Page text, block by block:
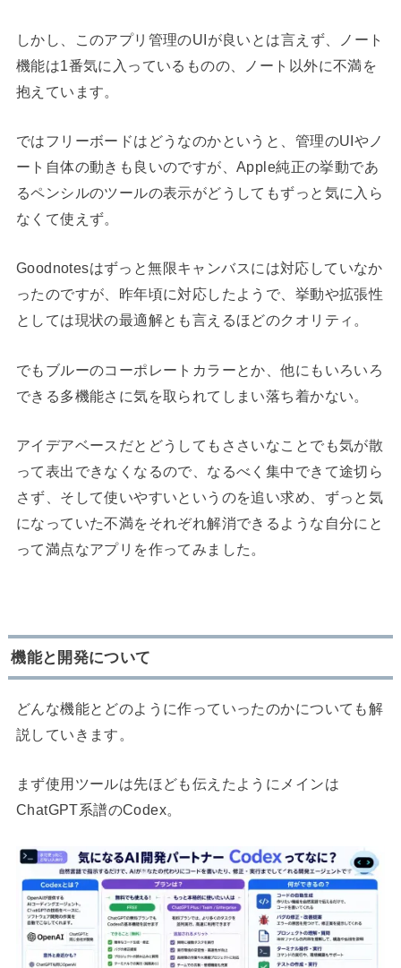
しかし、このアプリ管理のUIが良いとは言えず、ノート
機能は1番気に入っているものの、ノート以外に不満を
抱えています。
ではフリーボードはどうなのかというと、管理のUIやノ
ート自体の動きも良いのですが、Apple純正の挙動であ
るペンシルのツールの表示がどうしてもずっと気に入ら
なくて使えず。
Goodnotesはずっと無限キャンバスには対応していなか
ったのですが、昨年頃に対応したようで、挙動や拡張性
としては現状の最適解とも言えるほどのクオリティ。
でもブルーのコーポレートカラーとか、他にもいろいろ
できる多機能さに気を取られてしまい落ち着かない。
アイデアベースだとどうしてもささいなことでも気が散
って表出できなくなるので、なるべく集中できて途切ら
さず、そして使いやすいというのを追い求め、ずっと気
になっていた不満をそれぞれ解消できるような自分にと
って満点なアプリを作ってみました。
機能と開発について
どんな機能とどのように作っていったのかについても解
説していきます。
まず使用ツールは先ほども伝えたようにメインは
ChatGPT系譜のCodex。